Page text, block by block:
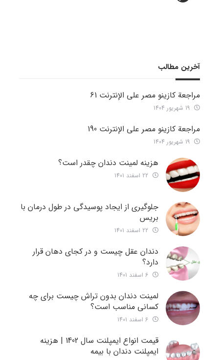
آخرین مطالب
مراجعة كازينو مصر على الإنترنت 61
مراجعة كازينو مصر على الإنترنت 190
هزینه لمینت دندان چقدر است؟
جلوگیری از ایجاد پوسیدگی در طول درمان با
بریس
دندان عقل چیست و در کجای دهان قرار
دارد؟
لمینت دندان بدون تراش چیست برای چه
کسانی مناسب است؟
قیمت انواع ایمپلنت سال 1402 | هزینه
ایمپلنت دندان با بیمه